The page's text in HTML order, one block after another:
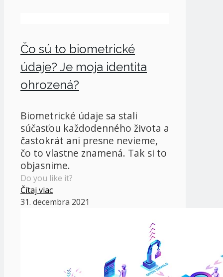
Čo sú to biometrické
údaje? Je moja identita
ohrozená?
Biometrické údaje sa stali
súčasťou každodenného života a
častokrát ani presne nevieme,
čo to vlastne znamená. Tak si to
objasnime.
Do you like it?
Čítaj viac
31. decembra 2021